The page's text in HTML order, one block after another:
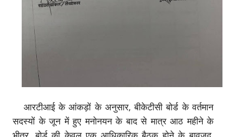
आरटीआई के आंकड़ों के अनुसार, बीकेटीसी बोर्ड के वर्तमान
सदस्यों के जून में हुए मनोनयन के बाद से मात्र आठ महीने के